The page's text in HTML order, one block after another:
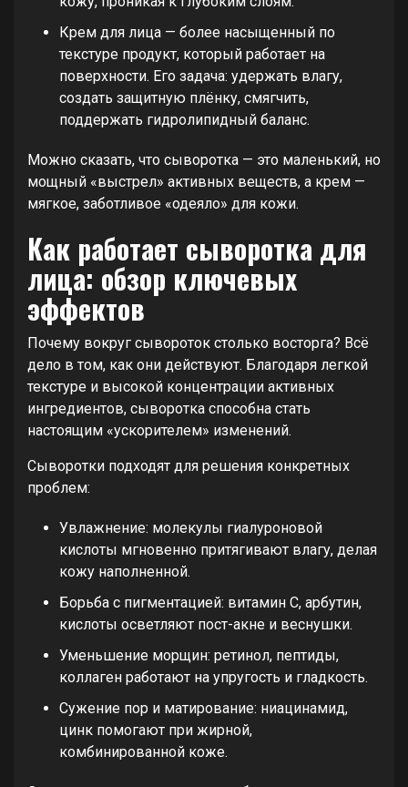
Крем для лица — более насыщенный по
текстуре продукт, который работает на
поверхности. Его задача: удержать влагу,
создать защитную плёнку, смягчить,
поддержать гидролипидный баланс.
Можно сказать, что сыворотка — это маленький, но
мощный «выстрел» активных веществ, а крем —
мягкое, заботливое «одеяло» для кожи.
Как работает сыворотка для
лица: обзор ключевых
эффектов
Почему вокруг сывороток столько восторга? Всё
дело в том, как они действуют. Благодаря легкой
текстуре и высокой концентрации активных
ингредиентов, сыворотка способна стать
настоящим «ускорителем» изменений.
Сыворотки подходят для решения конкретных
проблем:
Увлажнение: молекулы гиалуроновой
кислоты мгновенно притягивают влагу, делая
кожу наполненной.
Борьба с пигментацией: витамин С, арбутин,
кислоты осветляют пост-акне и веснушки.
Уменьшение морщин: ретинол, пептиды,
коллаген работают на упругость и гладкость.
Сужение пор и матирование: ниацинамид,
цинк помогают при жирной,
комбинированной коже.